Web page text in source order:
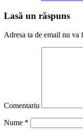
Lasă un răspuns
Adresa ta de email nu va
Comentariu
Nume *